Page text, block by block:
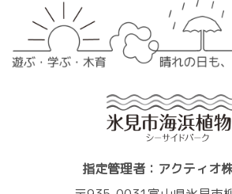
指定管理者：アクティオ